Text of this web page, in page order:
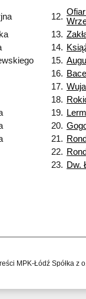
12.
13.
14.
15.
16.
17.
18.
19.
20.
21.
22.
23. Dw.
MPK-Łódź Spółka